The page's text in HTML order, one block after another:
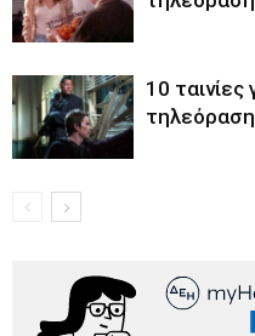
10
τηλεόραση